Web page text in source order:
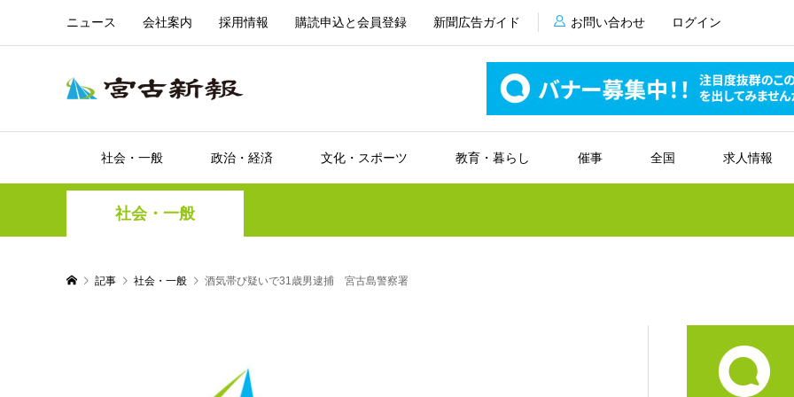
ニュース 会社案内 採用情報 購読申込と会員登録 新聞広告ガイド お問い合わせ ログイン
社会・一般 政治・経済 文化・スポーツ 教育・暮らし 催事 全国 求人情報
社会・一般
記事 社会・一般 酒気帯び疑いで31歳男逮捕 宮古島警察署